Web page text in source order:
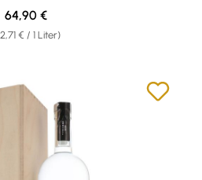
€ / 1 Liter)
Regulärer Preis:
64,90 €